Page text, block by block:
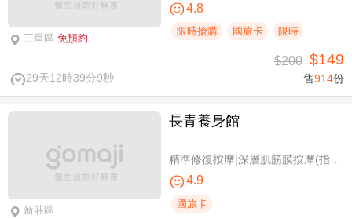
三重區 免預約
4.8
限時搶購 國旅卡 限時
29天12時39分8秒
$200 $149
售914份
新莊區
長青養身館
4.9
國旅卡